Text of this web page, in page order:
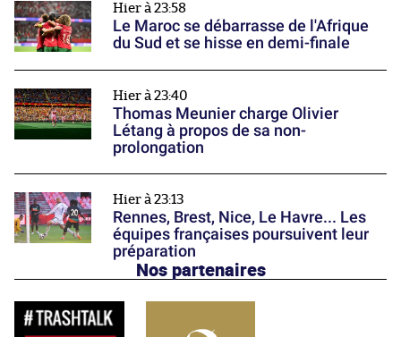
Hier à 23:58
Le Maroc se débarrasse de l'Afrique
du Sud et se hisse en demi-finale
Hier à 23:40
Thomas Meunier charge Olivier
Létang à propos de sa non-
prolongation
Hier à 23:13
Rennes, Brest, Nice, Le Havre... Les
équipes françaises poursuivent leur
préparation
Nos partenaires